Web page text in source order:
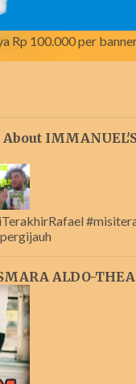
Rp 100.000 per
ALDO-THEA